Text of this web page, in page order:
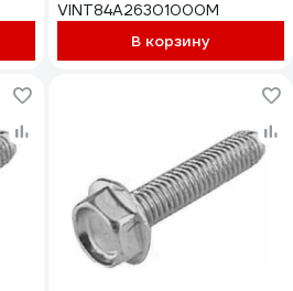
VINT84А26301000М
В корзину